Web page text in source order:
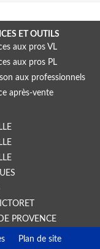
ET OUTILS
aux pros VL
aux pros PL
aux professionnels
après-vente
PROVENCE
Plan de site